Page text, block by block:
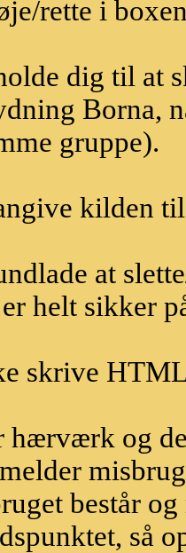
rette i
dig til at
Borna,
gruppe).
kilden
at
helt sikker
skrive
hærværk og
består
så